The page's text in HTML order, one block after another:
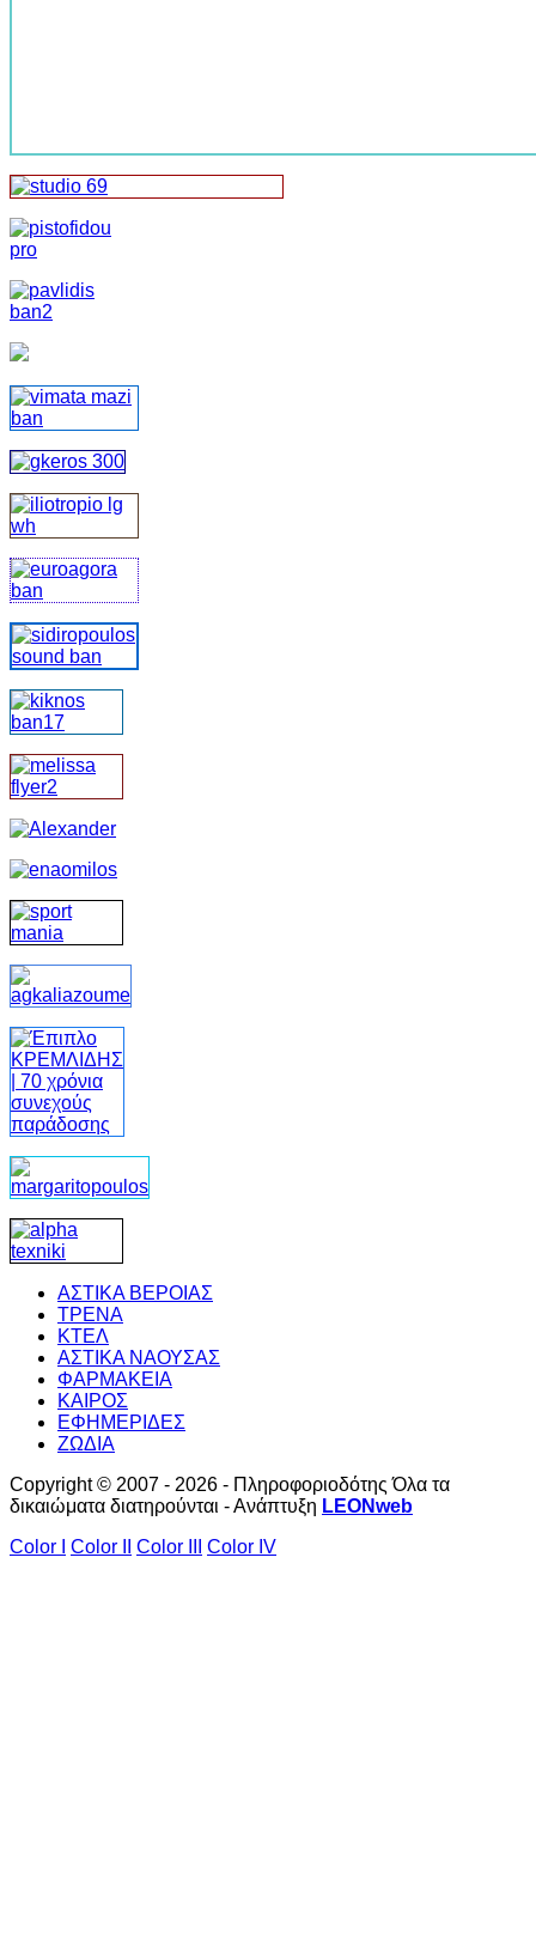
ΑΣΤΙΚΑ ΒΕΡΟΙΑΣ
ΤΡΕΝΑ
ΚΤΕΛ
ΑΣΤΙΚΑ ΝΑΟΥΣΑΣ
ΦΑΡΜΑΚΕΙΑ
ΚΑΙΡΟΣ
ΕΦΗΜΕΡΙΔΕΣ
ΖΩΔΙΑ
Copyright © 2007 - 2026 - Πληροφοριοδότης Όλα τα
δικαιώματα διατηρούνται - Ανάπτυξη LEONweb
Color I
Color II Color III Color IV